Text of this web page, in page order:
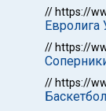
// https://
Евролига
// https://
// https://